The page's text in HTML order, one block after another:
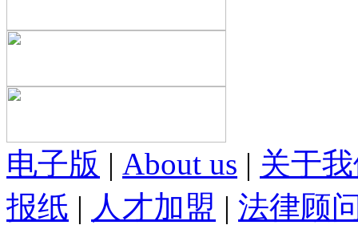
电子版 | About us | 关于
报纸 | 人才加盟 | 法律顾